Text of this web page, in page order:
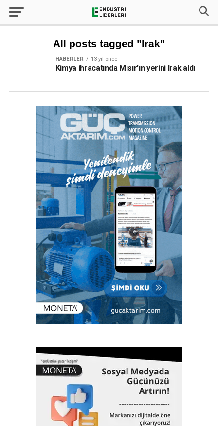
All posts tagged "Irak"
HABERLER 13 yıl önce
Kimya ihracatında Mısır’ın yerini Irak aldı